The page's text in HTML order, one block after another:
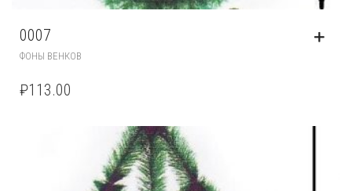
0007
ФОНЫ ВЕНКОВ
₽113.00